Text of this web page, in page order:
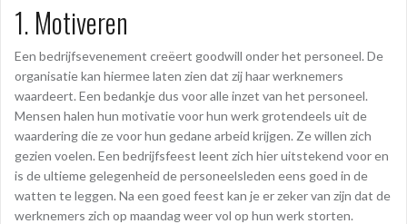
1. Motiveren
Een bedrijfsevenement creëert goodwill onder het personeel. De
organisatie kan hiermee laten zien dat zij haar werknemers
waardeert. Een bedankje dus voor alle inzet van het personeel.
Mensen halen hun motivatie voor hun werk grotendeels uit de
waardering die ze voor hun gedane arbeid krijgen. Ze willen zich
gezien voelen. Een bedrijfsfeest leent zich hier uitstekend voor en
is de ultieme gelegenheid de personeelsleden eens goed in de
watten te leggen. Na een goed feest kan je er zeker van zijn dat de
werknemers zich op maandag weer vol op hun werk storten.